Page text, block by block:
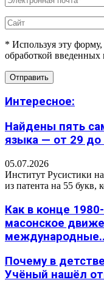
* Используя эту
обработкой
Интересное:
Найдены пять
языка — от 29 до
05.07.2026
Институт Русистики
из патента на 55 букв,
Как в конце
масонское
Почему в
Учёный нашёл